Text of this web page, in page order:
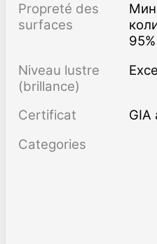
Propreté des
surfaces
Минимальное
Niveau lustre
(brillance)
Certificat
Categories